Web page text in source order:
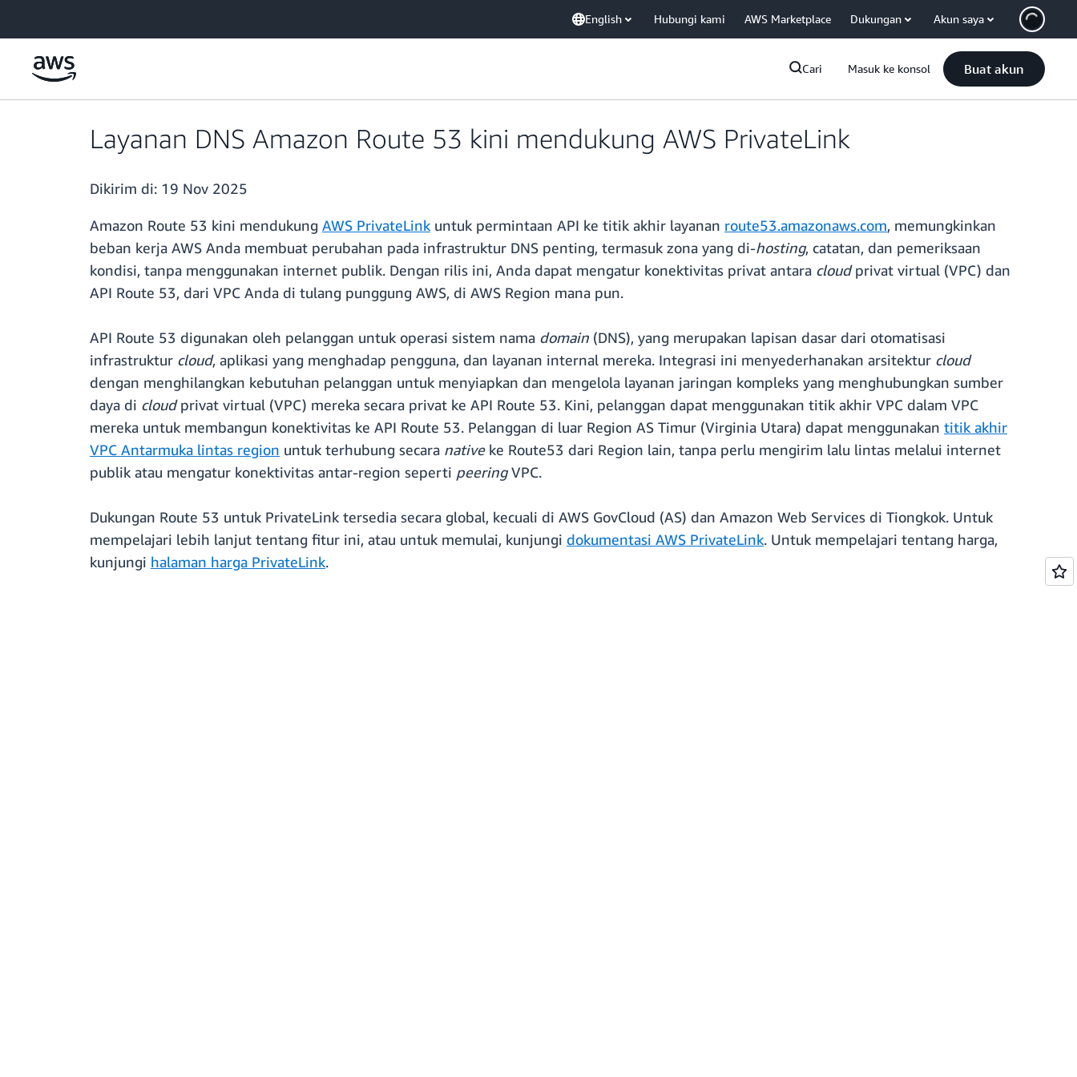
English Hubungi kami AWS Marketplace Dukungan Akun saya
Cari Masuk ke konsol Buat akun
Layanan DNS Amazon Route 53 kini mendukung AWS PrivateLink
Dikirim di: 19 Nov 2025
Amazon Route 53 kini mendukung AWS PrivateLink untuk permintaan API ke titik akhir layanan route53.amazonaws.com, memungkinkan
beban kerja AWS Anda membuat perubahan pada infrastruktur DNS penting, termasuk zona yang di-hosting, catatan, dan pemeriksaan
kondisi, tanpa menggunakan internet publik. Dengan rilis ini, Anda dapat mengatur konektivitas privat antara cloudprivat virtual (VPC) dan
API Route 53, dari VPC Anda di tulang punggung AWS, di AWS Region mana pun.
API Route 53 digunakan oleh pelanggan untuk operasi sistem nama domain (DNS), yang merupakan lapisan dasar dari otomatisasi
infrastruktur cloud, aplikasi yang menghadap pengguna, dan layanan internal mereka. Integrasi ini menyederhanakan arsitektur cloud
dengan menghilangkan kebutuhan pelanggan untuk menyiapkan dan mengelola layanan jaringan kompleks yang menghubungkan sumber
daya di cloudprivat virtual (VPC) mereka secara privat ke API Route 53. Kini, pelanggan dapat menggunakan titik akhir VPC dalam VPC
mereka untuk membangun konektivitas ke API Route 53. Pelanggan di luar Region AS Timur (Virginia Utara) dapat menggunakan titik akhir
VPC Antarmuka lintas region untuk terhubung secara native ke Route53 dari Region lain, tanpa perlu mengirim lalu lintas melalui internet
publik atau mengatur konektivitas antar-region seperti peeringVPC.
Dukungan Route 53 untuk PrivateLink tersedia secara global, kecuali di AWS GovCloud (AS) dan Amazon Web Services di Tiongkok. Untuk
mempelajari lebih lanjut tentang fitur ini, atau untuk memulai, kunjungi dokumentasi AWS PrivateLink. Untuk mempelajari tentang harga,
kunjungi halaman harga PrivateLink.